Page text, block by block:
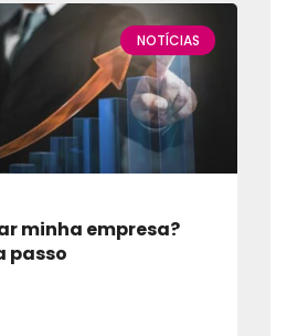
NOTÍCIAS
minha empresa?
passo